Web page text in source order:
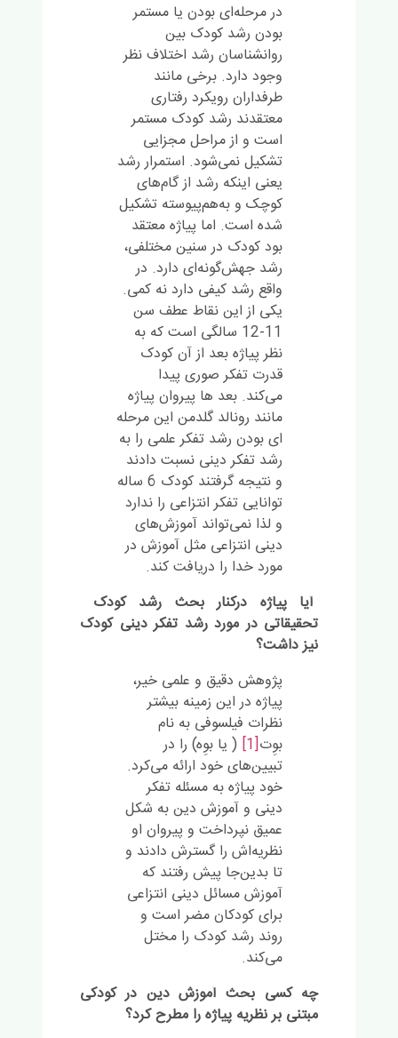
در مرحله‌ای بودن یا مستمر
بودن رشد کودک بین
روانشناسان رشد اختلاف نظر
وجود دارد. برخی مانند
طرفداران رویکرد رفتاری
معتقدند رشد کودک مستمر
است و از مراحل مجزایی
تشکیل نمی‌شود. استمرار رشد
یعنی اینکه رشد از گام‌های
کوچک و به‌هم‌پیوسته‌ تشکیل
شده است. اما پیاژه معتقد
بود کودک در سنین مختلفی،
رشد جهش‌گونه‌ای دارد. در
واقع رشد کیفی دارد نه کمی.
یکی از این نقاط عطف سن
11-12 سالگی است که به
نظر پیاژه بعد از آن کودک
قدرت تفکر صوری پیدا
می‌کند. بعد ها پیروان پیاژه
مانند رونالد گلدمن این مرحله
ای بودن رشد تفکر علمی را به
رشد تفکر دینی نسبت دادند
و نتیجه گرفتند کودک 6 ساله
توانایی تفکر انتزاعی را ندارد
و لذا نمی‌تواند آموزش‌های
دینی انتزاعی مثل آموزش در
مورد خدا را دریافت کند.
آیا پیاژه درکنار بحث رشد کودک
تحقیقاتی در مورد رشد تفکر دینی کودک
نیز داشت؟
پژوهش دقیق و علمی خیر،
پیاژه در این زمینه بیشتر
نظرات فیلسوفی به نام
بوِت[1]
( یا بوِه) را در
تبیین‌های خود ارائه می‌کرد.
خود پیاژه به مسئله تفکر
دینی و آموزش دین به شکل
عمیق نپرداخت و پیروان او
نظریه‌اش را گسترش دادند و
تا بدین‌جا پیش رفتند که
آموزش مسائل دینی انتزاعی
برای کودکان مضر است و
روند رشد کودک را مختل
می‌کند.
چه کسی بحث آموزش دین در کودکی
مبتنی بر نظریه پیاژه را مطرح کرد؟